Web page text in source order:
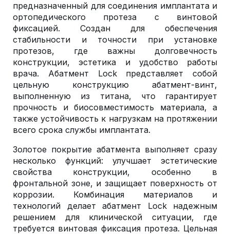
предназначенный для соединения имплантата и
ортопедического протеза с винтовой
фиксацией. Создан для обеспечения
стабильности и точности при установке
протезов, где важны долговечность
конструкции, эстетика и удобство работы
врача. Абатмент Lock представляет собой
цельную конструкцию абатмент-винт,
выполненную из титана, что гарантирует
прочность и биосовместимость материала, а
также устойчивость к нагрузкам на протяжении
всего срока службы имплантата.
Золотое покрытие абатмента выполняет сразу
несколько функций: улучшает эстетические
свойства конструкции, особенно в
фронтальной зоне, и защищает поверхность от
коррозии. Комбинация материалов и
технологий делает абатмент Lock надежным
решением для клинической ситуации, где
требуется винтовая фиксация протеза. Цельная